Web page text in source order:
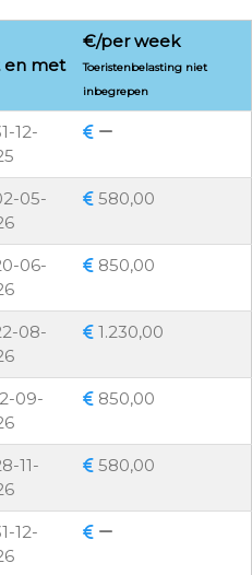
en met
€/per week
Toeristenbelasting niet
inbegrepen
12-
05-
580,00
06-
850,00
08-
1.230,00
09-
850,00
11-
580,00
12-